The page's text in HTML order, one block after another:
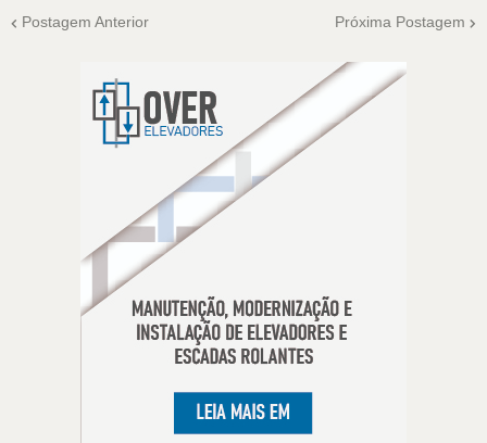
Postagem Anterior Próxima Postagem